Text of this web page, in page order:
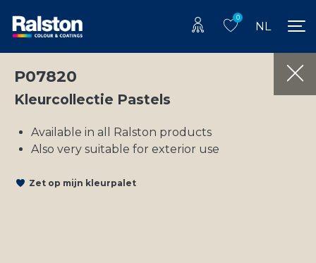
0
NL
P07820
Kleurcollectie Pastels
Available in all Ralston products
Also very suitable for exterior use
Zet op mijn kleurpalet